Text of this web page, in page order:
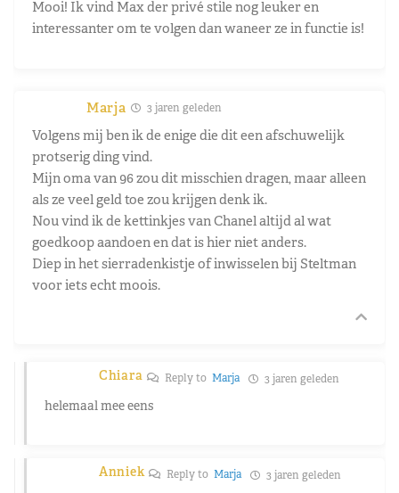
Mooi! Ik vind Max der privé stile nog leuker en
interessanter om te volgen dan waneer ze in functie is!
Marja 3 jaren geleden
Volgens mij ben ik de enige die dit een afschuwelijk
protserig ding vind.
Mijn oma van 96 zou dit misschien dragen, maar alleen
als ze veel geld toe zou krijgen denk ik.
Nou vind ik de kettinkjes van Chanel altijd al wat
goedkoop aandoen en dat is hier niet anders.
Diep in het sierradenkistje of inwisselen bij Steltman
voor iets echt moois.
Chiara Reply toMarja 3 jaren geleden
helemaal mee eens
Anniek Reply toMarja 3 jaren geleden